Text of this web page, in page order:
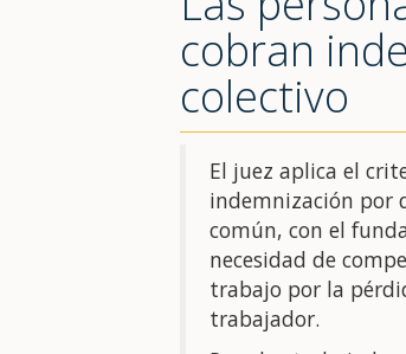
cobran
colectivo
El juez aplica el
indemnización por
común, con el
necesidad de
trabajo por la
trabajador.